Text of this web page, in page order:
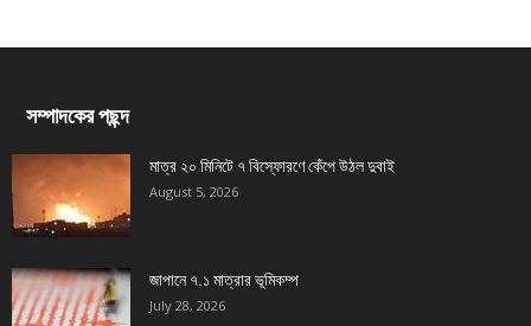
সম্পাদকের পছন্দ
মাত্র ২০ মিনিটে ৭ বিস্ফোরণে কেঁপে উঠল দুবাই
August 5, 2026
জাপানে ৭.১ মাত্রার ভূমিকম্প
July 28, 2026